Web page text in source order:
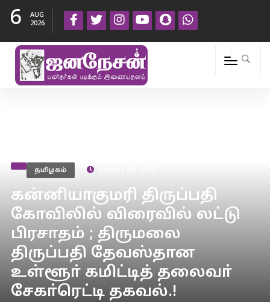
6
AUG
2026
தமிழகம்
கன்னியாகுமரி திருப்பதி
கோவிலில் விரைவில் லட்டு
பிரசாதம் ; திருமலை
திருப்பதி தேவஸ்தான
உள்ளூா் கமிட்டித் தலைவா்
சேகா்ரெட்டி தகவல்.!